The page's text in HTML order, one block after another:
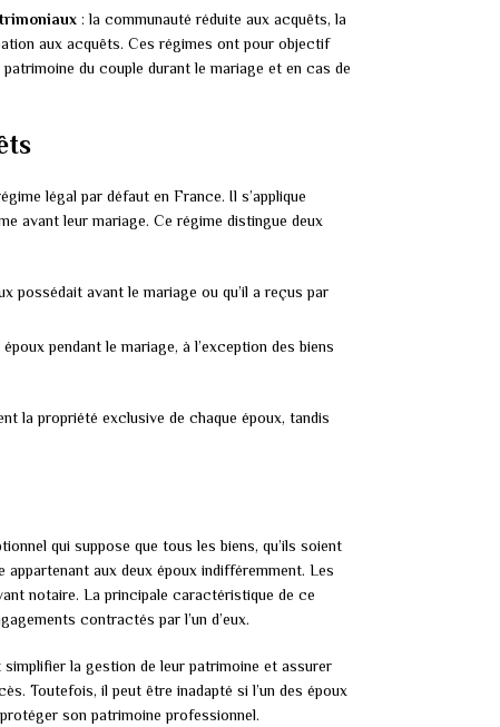
: la communauté réduite aux acquêts, la
aux acquêts. Ces régimes ont pour objectif
du couple durant le mariage et en cas de
légal par défaut en France. Il s’applique
avant leur mariage. Ce régime distingue deux
possédait avant le mariage ou qu’il a reçus par
pendant le mariage, à l’exception des biens
la propriété exclusive de chaque époux, tandis
qui suppose que tous les biens, qu’ils soient
aux deux époux indifféremment. Les
notaire. La principale caractéristique de ce
contractés par l’un d’eux.
la gestion de leur patrimoine et assurer
Toutefois, il peut être inadapté si l’un des époux
son patrimoine professionnel.